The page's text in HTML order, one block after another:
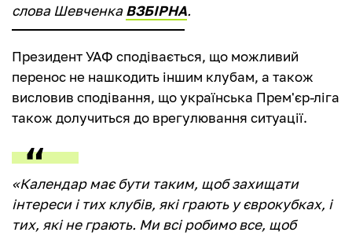
слова ШевченкаВЗБІРНА.
Президент УАФ сподівається, що можливий
перенос не нашкодить іншим клубам, а також
висловив сподівання, що українська Прем'єр-ліга
також долучиться до врегулювання ситуації.
«Календар має бути таким, щоб захищати
інтереси і тих клубів, які грають у єврокубках, і
тих, які не грають. Ми всі робимо все, щоб